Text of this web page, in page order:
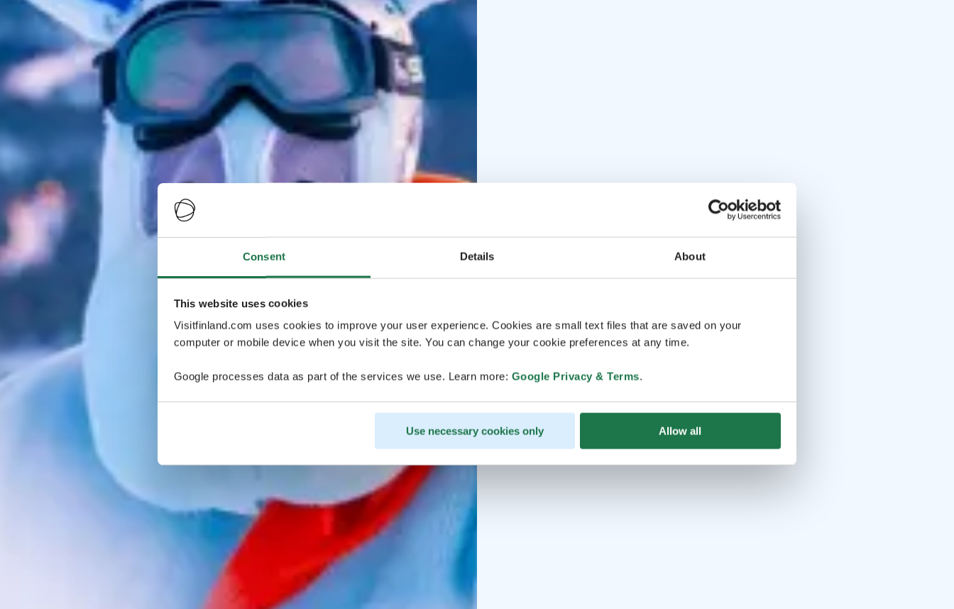
Consent Details About
This website uses cookies
Visitfinland.com uses cookies to improve your user experience. Cookies are small text files that are saved on your
computer or mobile device when you visit the site. You can change your cookie preferences at any time.
Google processes data as part of the services we use. Learn more: Google Privacy & Terms.
Use necessary cookies only Allow all